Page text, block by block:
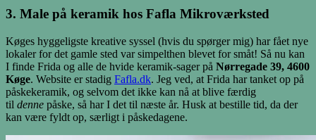
3. Male på keramik hos Fafla Mikroværksted
Køges hyggeligste kreative syssel (hvis du spørger mig) har fået nye
lokaler for det gamle sted var simpelthen blevet for småt! Så nu kan
I finde Frida og alle de hvide keramik-sager på Nørregade 39, 4600
Køge. Website er stadig Fafla.dk. Jeg ved, at Frida har tanket op på
påskekeramik, og selvom det ikke kan nå at blive færdig
til denne påske, så har I det til næste år. Husk at bestille tid, da der
kan være fyldt op, særligt i påskedagene.